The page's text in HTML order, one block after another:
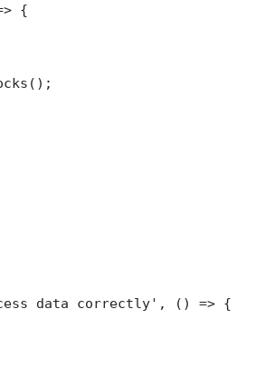
{
data correctly', () => {